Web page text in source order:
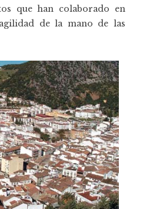
que han colaborado en
de la mano de las